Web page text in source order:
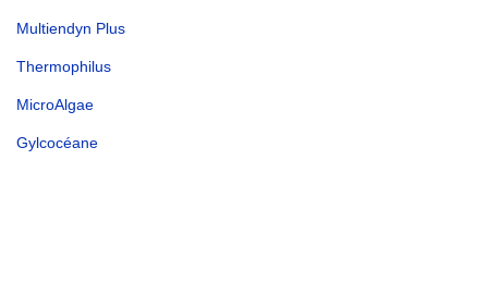
Multiendyn Plus
Thermophilus
MicroAlgae
Gylcocéane